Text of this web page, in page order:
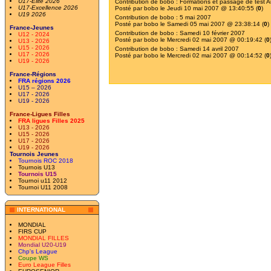
U17-Excellence 2026
U19 2026
France-Jeunes
U12 - 2024
U13 - 2026
U15 - 2026
U17 - 2026
U19 - 2026
France-Régions
FRA régions 2026
U15 – 2026
U17 - 2026
U19 - 2026
France-Ligues Filles
FRA ligues Filles 2025
U13 - 2026
U15 - 2026
U17 - 2026
U19 - 2026
Tournois Jeunes
Tournois ROC 2018
Tournois U13
Tournois U15
Tournoi u11 2012
Tournoi U11 2008
INTERNATIONAL
MONDIAL
FIRS CUP
MONDIAL FILLES
Mondial U20-U19
Chp's League
Coupe WS
Euro League Filles
Contribution de bobo : Formations et passage de test
Posté parbobo le Jeudi 10 mai 2007 @ 13:40:55 (0)
Contribution de bobo : 5 mai 2007
Posté parbobo le Samedi 05 mai 2007 @ 23:38:14 (0)
Contribution de bobo : Samedi 10 février 2007
Posté parbobo le Mercredi 02 mai 2007 @ 00:19:42 (0)
Contribution de bobo : Samedi 14 avril 2007
Posté parbobo le Mercredi 02 mai 2007 @ 00:14:52 (0)